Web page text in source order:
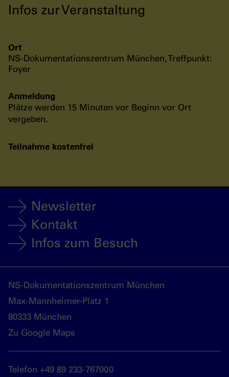
Infos zur Veranstaltung
Ort
NS-Dokumentationszentrum München, Treffpunkt:
Foyer
Anmeldung
Plätze werden 15 Minuten vor Beginn vor Ort
vergeben.
Teilnahme kostenfrei
Newsletter
Kontakt
Infos zum Besuch
NS-Dokumentationszentrum München
Max-Mannheimer-Platz 1
80333 München
Zu Google Maps
Telefon +49 89 233-767000